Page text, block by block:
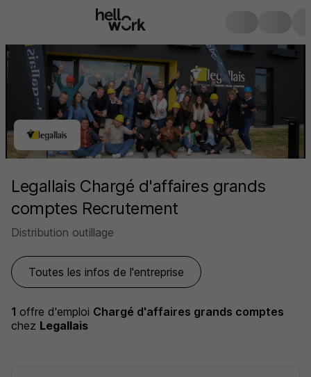
Legallais Chargé d'affaires grands
comptes Recrutement
Distribution outillage
Toutes les infos de l'entreprise
1 offre d'emploi Chargé d'affaires grands comptes
chez Legallais